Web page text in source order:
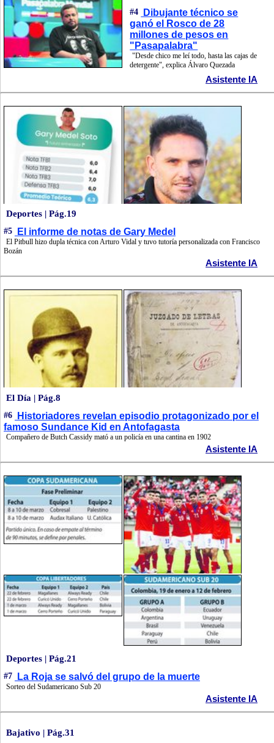
#4
Dibujante técnico se
ganó el Rosco de 28
millones de pesos en
"Pasapalabra"
"Desde chico me leí todo, hasta las cajas de
detergente", explica Álvaro Quezada
Asistente IA
Deportes | Pág.19
#5 El informe de notas de Gary Medel
El Pitbull hizo dupla técnica con Arturo Vidal y tuvo tutoría personalizada con Francisco
Bozán
Asistente IA
El Día | Pág.8
#6
Historiadores revelan episodio protagonizado por el
famoso Sundance Kid en Antofagasta
Compañero de Butch Cassidy mató a un policía en una cantina en 1902
Asistente IA
Deportes | Pág.21
#7 La Roja se salvó del grupo de la muerte
Sorteo del Sudamericano Sub 20
Asistente IA
Bajativo | Pág.31